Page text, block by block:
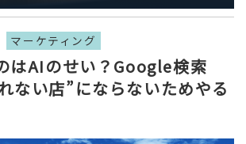
マーケティング
はAIのせい？Google検索
ない店”にならないためやる